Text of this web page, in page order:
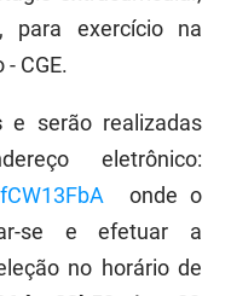
para exercício na
CGE.
e serão realizadas
eletrônico:
onde o
se e efetuar a
no horário de